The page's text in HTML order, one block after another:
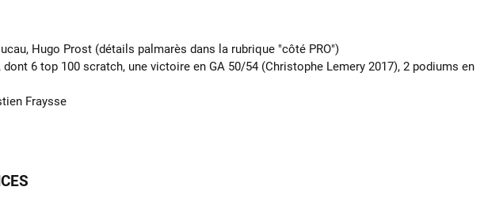
Hugo Prost (détails palmarès dans la rubrique "côté PRO")
6 top 100 scratch, une victoire en GA 50/54 (Christophe Lemery 2017), 2 podiums en
Fraysse